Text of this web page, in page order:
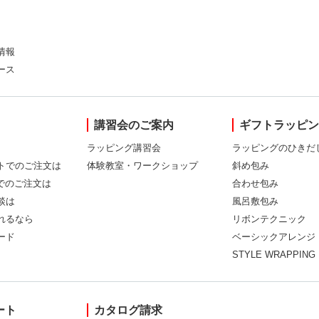
報
ス
でのご注文は
のご注文は
は
るなら
ド
講習会のご案内
ラッピング講習会
体験教室・ワークショップ
ギフトラッピ
ラッピングのひきだ
斜め包み
合わせ包み
風呂敷包み
リボンテクニック
ベーシックアレンジ
STYLE WRAPPING
ト カタログ請求